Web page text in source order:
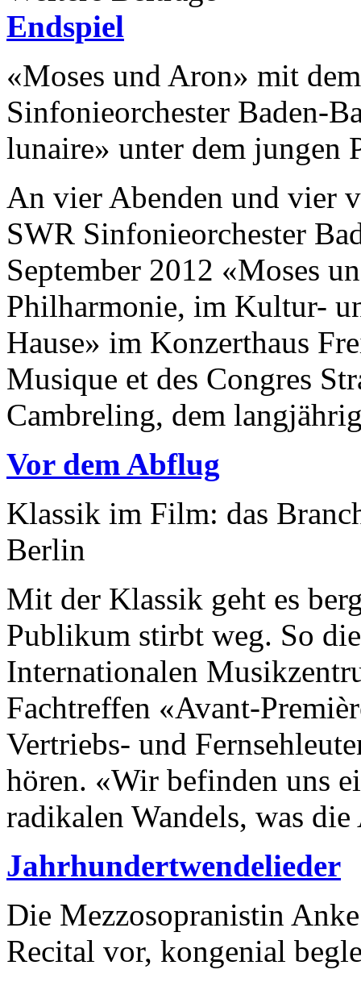
Endspiel
«Moses und Aron» mit
Sinfonieorchester Baden-
lunaire» unter dem jungen
An vier Abenden und vier
SWR Sinfonieorchester
September 2012 «Moses
Philharmonie, im Kultur-
Hause» im Konzerthaus
Musique et des Congres
Cambreling, dem
Vor dem Abflug
Klassik im Film: das
Berlin
Mit der Klassik geht es
Publikum stirbt weg. So
Internationalen
Fachtreffen «Avant-
Vertriebs- und
hören. «Wir befinden uns
radikalen Wandels, was die
Jahrhundertwendelieder
Die Mezzosopranistin
Recital vor, kongenial